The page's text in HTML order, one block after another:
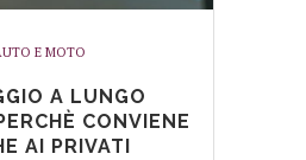
E MOTO
A LUNGO
CONVIENE
AI PRIVATI